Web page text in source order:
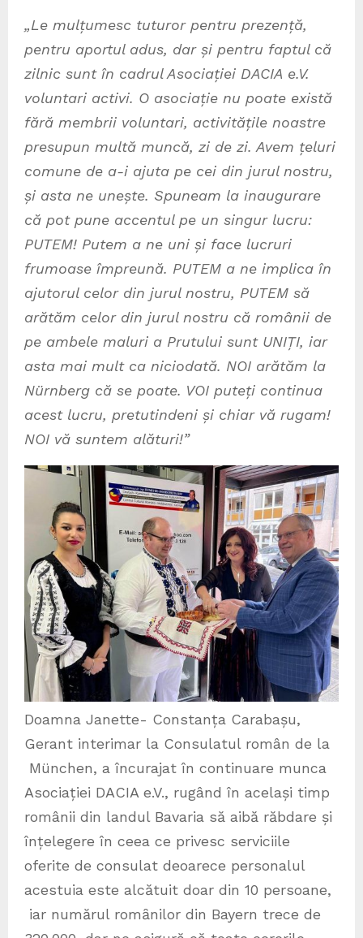
„Le mulțumesc tuturor pentru prezență,
pentru aportul adus, dar și pentru faptul că
zilnic sunt în cadrul Asociației DACIA e.V.
voluntari activi. O asociație nu poate există
fără membrii voluntari, activitățile noastre
presupun multă muncă, zi de zi. Avem țeluri
comune de a-i ajuta pe cei din jurul nostru,
și asta ne unește. Spuneam la inaugurare
că pot pune accentul pe un singur lucru:
PUTEM! Putem a ne uni și face lucruri
frumoase împreună. PUTEM a ne implica în
ajutorul celor din jurul nostru, PUTEM să
arătăm celor din jurul nostru că românii de
pe ambele maluri a Prutului sunt UNIȚI, iar
asta mai mult ca niciodată. NOI arătăm la
Nürnberg că se poate. VOI puteți continua
acest lucru, pretutindeni și chiar vă rugam!
NOI vă suntem alături!”
Doamna Janette- Constanța Carabașu,
Gerant interimar la Consulatul român de la
München, a încurajat în continuare munca
Asociației DACIA e.V., rugând în același timp
românii din landul Bavaria să aibă răbdare și
înțelegere în ceea ce privesc serviciile
oferite de consulat deoarece personalul
acestuia este alcătuit doar din 10 persoane,
iar numărul romȃnilor din Bayern trece de